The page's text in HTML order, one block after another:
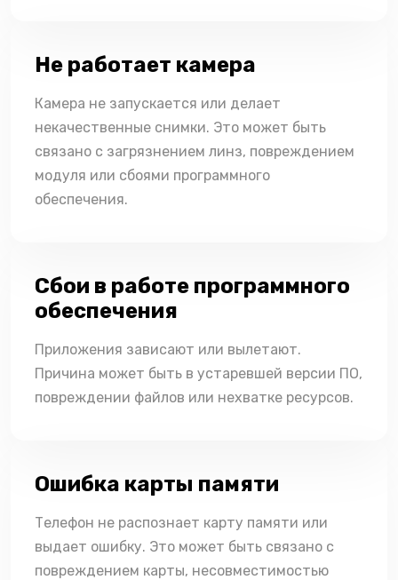
Не работает камера
Камера не запускается или делает
некачественные снимки. Это может быть
связано с загрязнением линз, повреждением
модуля или сбоями программного
обеспечения.
Сбои в работе программного
обеспечения
Приложения зависают или вылетают.
Причина может быть в устаревшей версии ПО,
повреждении файлов или нехватке ресурсов.
Ошибка карты памяти
Телефон не распознает карту памяти или
выдает ошибку. Это может быть связано с
повреждением карты, несовместимостью